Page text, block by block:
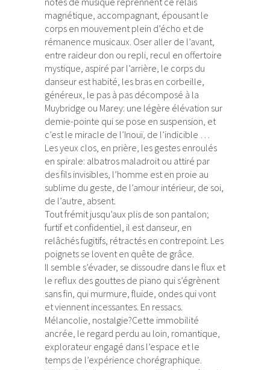
magnétique, accompagnant, épousant le
corps en mouvement plein d’écho et de
rémanence musicaux. Oser aller de l’avant,
entre raideur don ou repli, recul en offertoire
mystique, aspiré par l’arrière, le corps du
danseur est habité, les bras en corbeille,
généreux, le pas à pas décomposé à la
Muybridge ou Marey: une légère élévation sur
demie-pointe qui se pose en suspension, et
c’est le miracle de l’Inouï, de l’indicible …
Les yeux clos, en prière, les gestes enroulés
en spirale: albatros maladroit ou attiré par
des fils invisibles, l’homme est en proie au
sublime du geste, de l’amour intérieur, de soi,
de l’autre, absent.
Tout frémit jusqu’aux plis de son pantalon;
furtif et confidentiel, il est danseur, en
relâchés fugitifs, rétractés en contrepoint. Les
poignets se lovent en quête de grâce.
Il semble s’évader, se dissoudre dans le flux et
le reflux des gouttes de piano qui s’égrènent
sans fin, qui murmure, fluide, ondes qui vont
et viennent incessantes. En ressacs.
Mélancolie, nostalgie?Cette immobilité
ancrée, le regard perdu au loin, romantique,
explorateur engagé dans l’espace et le
temps de l’expérience chorégraphique.